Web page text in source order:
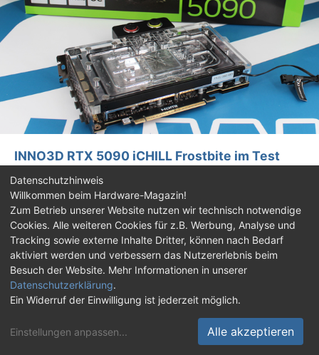
INNO3D RTX 5090 iCHILL Frostbite im Test
RTX 5090 iCHILL Frostbite
Mit der iCHILL Frostbite bietet INNO3D eine GeForce RTX
5090 Grafikkarte mit Wasserkühlblock von Alphacool an. Wir
hatten die Gelegenheit diesen extravaganten Boliden im
Testlab auf Herz und Nieren zu prüfen.
Datenschutzhinweis
Willkommen beim Hardware-Magazin!
Zum Betrieb unserer Website nutzen wir technisch notwendige
Cookies. Alle weiteren Cookies für z.B. Werbung, Analyse und
Tracking sowie externe Inhalte Dritter, können nach Bedarf
aktiviert werden und verbessern das Nutzererlebnis beim
Besuch der Website. Mehr Informationen in unserer
Datenschutzerklärung.
Ein Widerruf der Einwilligung ist jederzeit möglich.
Einstellungen anpassen... Alle akzeptieren